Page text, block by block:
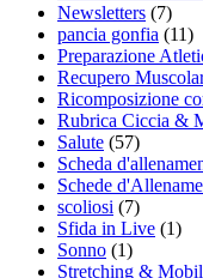
Newsletters (7)
pancia gonfia (11)
Preparazione
Recupero
Ricomposizione
Rubrica Ciccia &
Salute (57)
Scheda
Schede
scoliosi (7)
Sfida in Live (1)
Sonno (1)
Stretching &